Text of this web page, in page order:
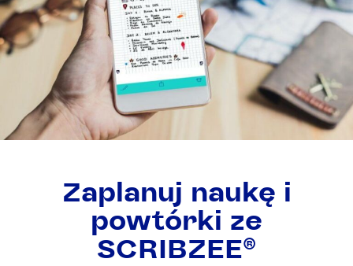
Zaplanuj naukę i
powtórki ze
SCRIBZEE®